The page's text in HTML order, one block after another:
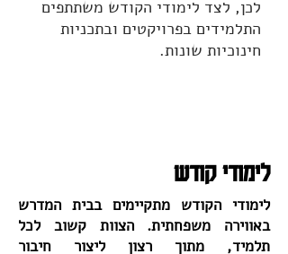
לכן, לצד לימודי הקודש משתתפים
התלמידים בפרויקטים ובתכניות
חינוכיות שונות.
לימודי קודש
לימודי הקודש מתקיימים בבית המדרש
באווירה משפחתית. הצוות קשוב לכל
תלמיד, מתוך רצון ליצור חיבור